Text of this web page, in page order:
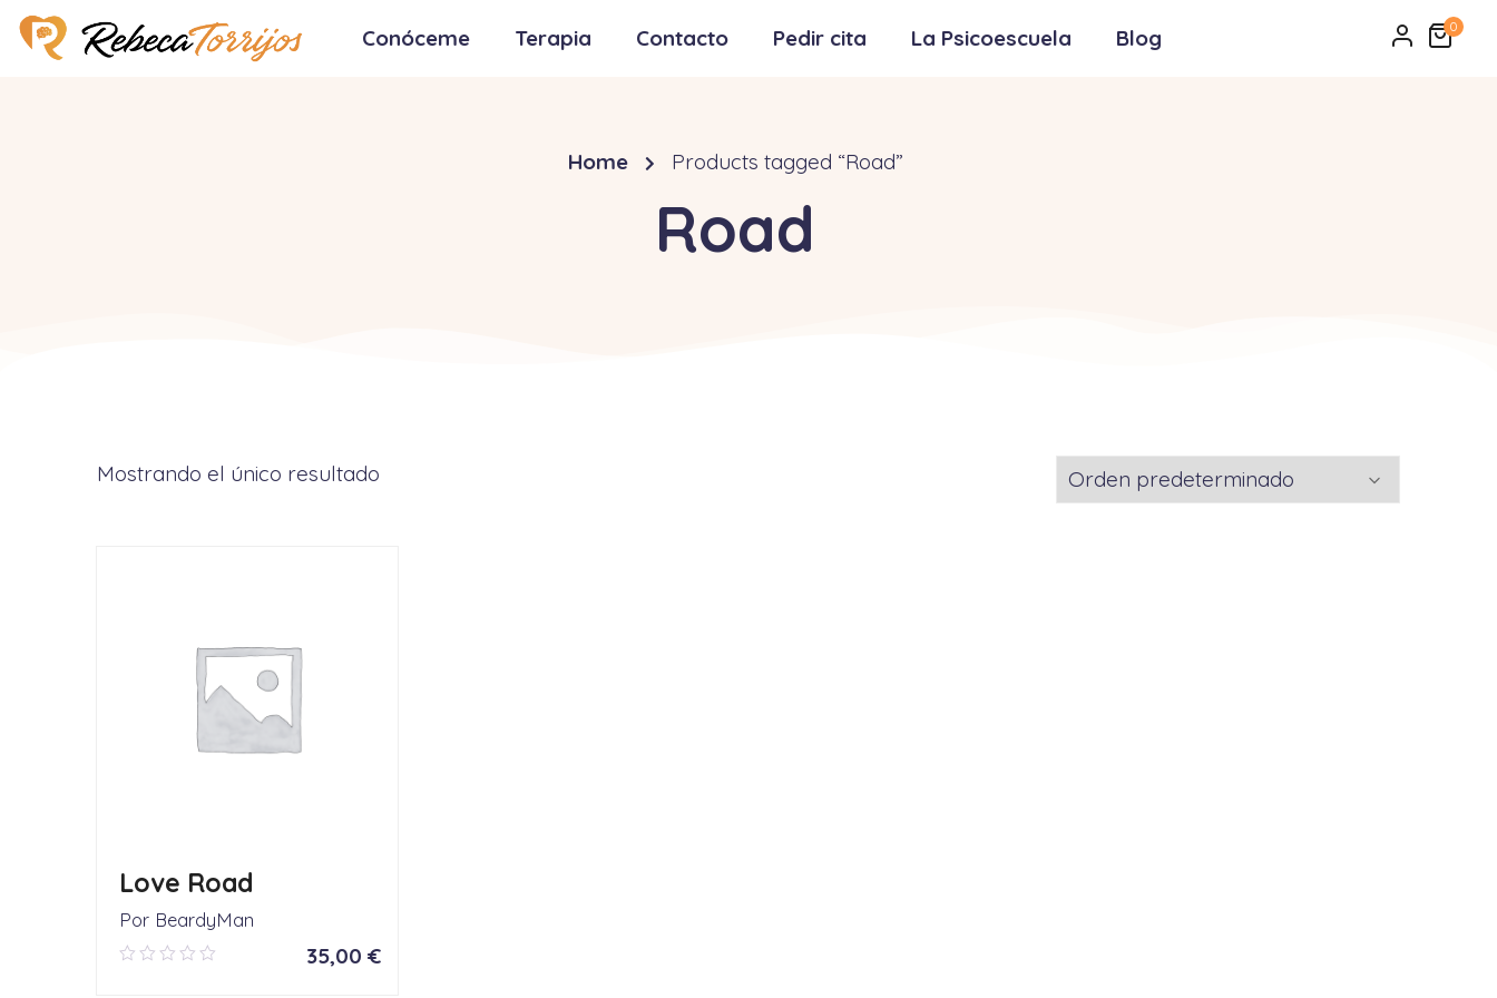
Conóceme Terapia Contacto Pedir cita La Psicoescuela Blog 0
Home Products tagged “Road”
Road
Mostrando el único resultado
Love Road
Por BeardyMan
0.00
35,00 €